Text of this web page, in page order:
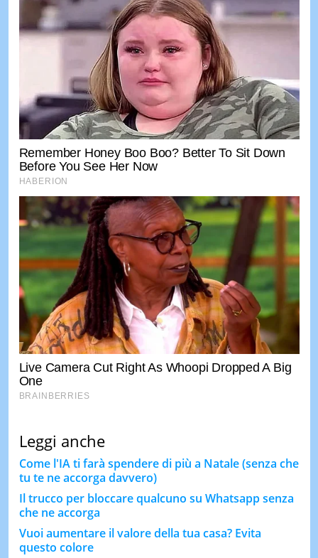
Leggi anche
Come l'IA ti farà spendere di più a Natale (senza che
tu te ne accorga davvero)
Il trucco per bloccare qualcuno su Whatsapp senza
che ne accorga
Vuoi aumentare il valore della tua casa? Evita
questo colore